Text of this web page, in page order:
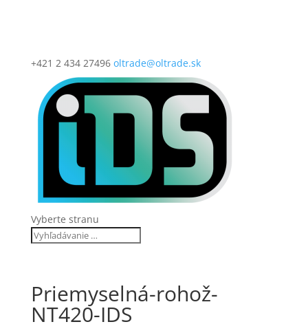
+421 2 434 27496 oltrade@oltrade.sk
Vyberte stranu
Priemyselná-rohož-
NT420-IDS